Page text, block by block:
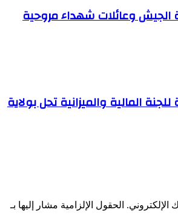
الجيش وعائلات شهداء مروحية
المالية والميزانية تحل بولاية
الإلكتروني. الحقول الإلزامية مشار إليها بـ